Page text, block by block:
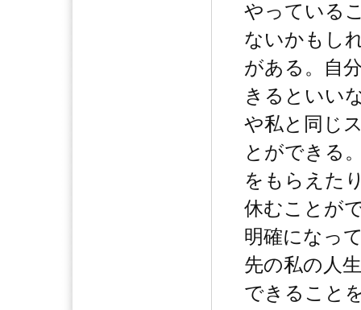
やっている
ないかもし
がある。自
きるといい
や私と同じ
とができる
をもらえた
休むことが
明確になっ
先の私の人
できること